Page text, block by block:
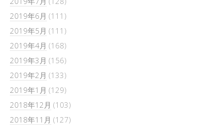
2019年6月 (111)
2019年5月 (111)
2019年4月 (168)
2019年3月 (156)
2019年2月 (133)
2019年1月 (129)
2018年12月 (103)
2018年11月 (127)